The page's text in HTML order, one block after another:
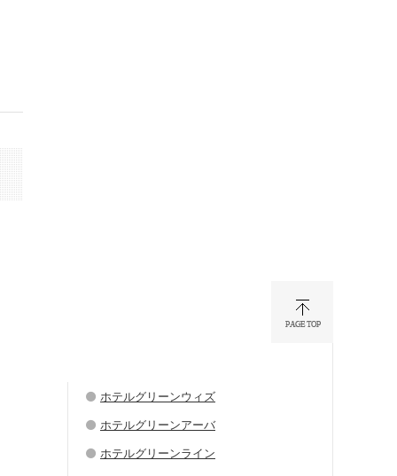
ホテルグリーンウィズ
ホテルグリーンアーバ
ホテルグリーンライン